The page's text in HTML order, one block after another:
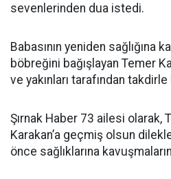
sevenlerinden dua istedi.
Babasının yeniden sağlığına
böbreğini bağışlayan Temer
ve yakınları tarafından takdirle
Şırnak Haber 73 ailesi olarak,
Karakan’a geçmiş olsun
önce sağlıklarına